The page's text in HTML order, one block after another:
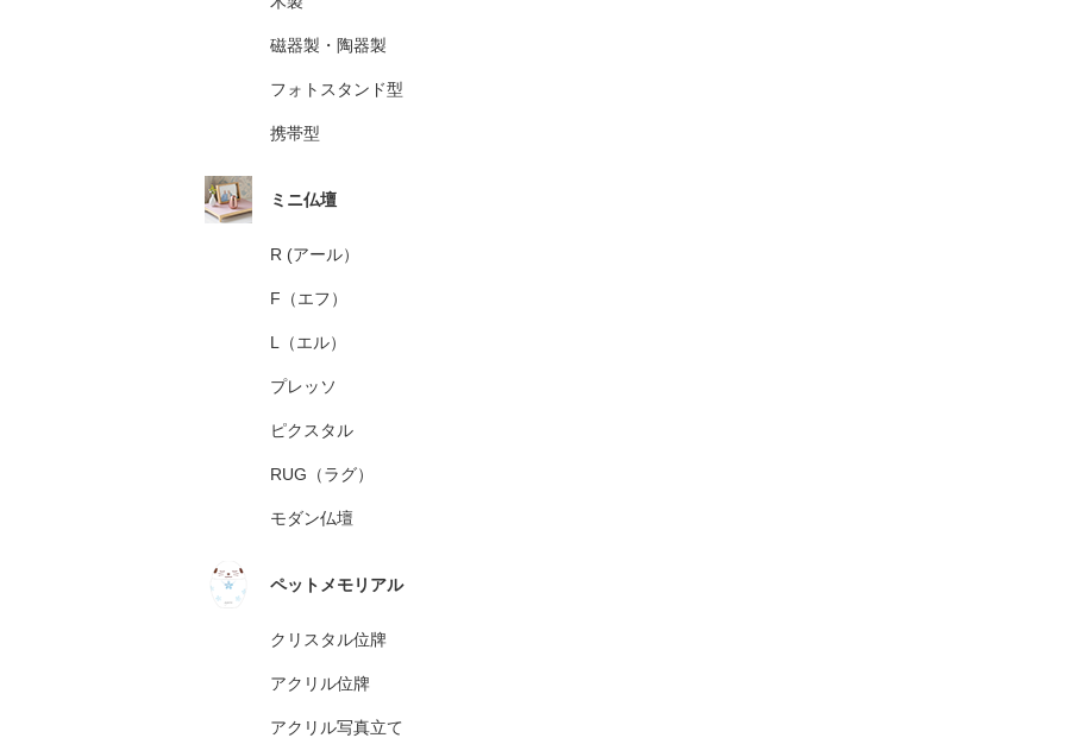
磁器製・陶器製
フォトスタンド型
携帯型
ミニ仏壇
R (アール）
F（エフ）
L（エル）
プレッソ
ピクスタル
RUG（ラグ）
モダン仏壇
ペットメモリアル
クリスタル位牌
アクリル位牌
アクリル写真立て